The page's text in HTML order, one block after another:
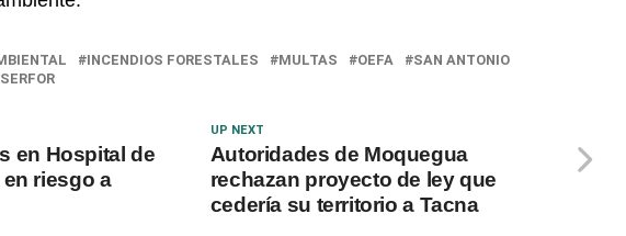
INCENDIOS FORESTALES MULTAS OEFA
SAN ANTONIO
SERFOR
UP NEXT
Autoridades de Moquegua
rechazan proyecto de ley que
cedería su territorio a Tacna
en Hospital de
riesgo a